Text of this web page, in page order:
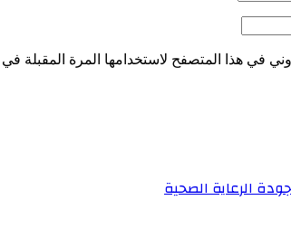
في هذا المتصفح لاستخدامها المرة المقبلة
الرعاية الصحية